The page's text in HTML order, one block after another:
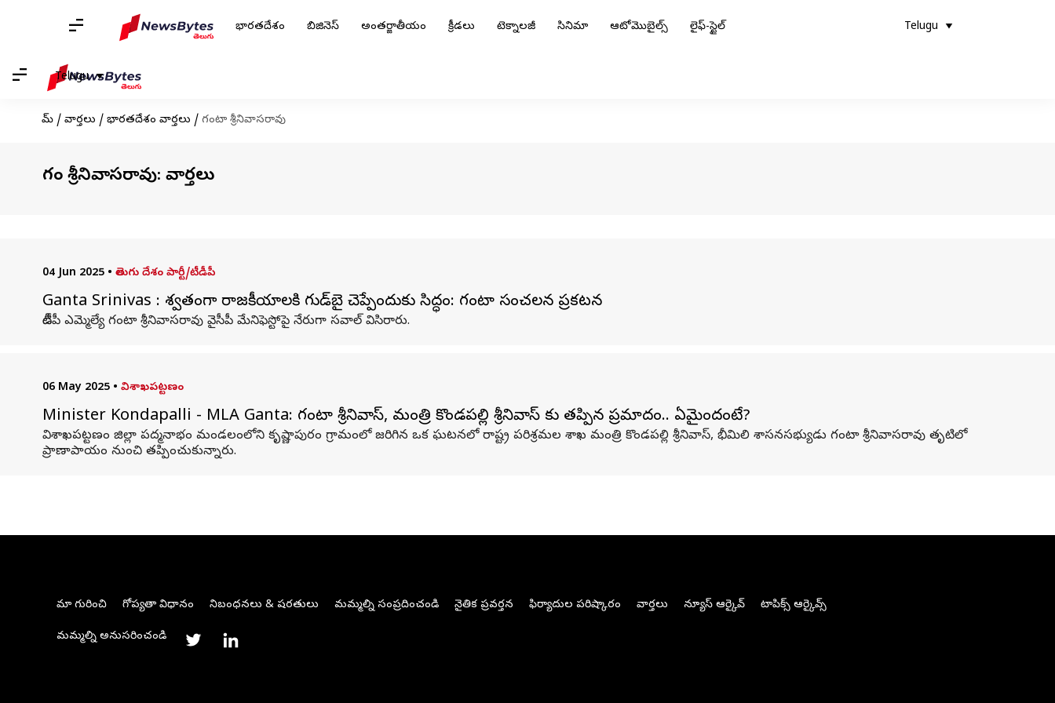
భారతదేశం బిజినెస్ అంతర్జాతీయం క్రీడలు టెక్నాలజీ సినిమా ఆటోమొబైల్స్ లైఫ్-స్టైల్ Telugu
Telugu
హోమ్ / వార్తలు / భారతదేశం వార్తలు / గంటా శ్రీనివాసరావు
గంటా శ్రీనివాసరావు: వార్తలు
04 Jun 2025 • తెలుగు దేశం పార్టీ/టీడీపీ
Ganta Srinivas : శాశ్వతంగా రాజకీయాలకి గుడ్‌బై చెప్పేందుకు సిద్ధం: గంటా సంచలన ప్రకటన
టీడీపీ ఎమ్మెల్యే గంటా శ్రీనివాసరావు వైసీపీ మేనిఫెస్టోపై నేరుగా సవాల్ విసిరారు.
06 May 2025 • విశాఖపట్టణం
Minister Kondapalli - MLA Ganta: గంటా శ్రీనివాస్, మంత్రి కొండపల్లి శ్రీనివాస్ కు తప్పిన ప్రమాదం.. ఏమైందంటే?
విశాఖపట్టణం జిల్లా పద్మనాభం మండలంలోని కృష్ణాపురం గ్రామంలో జరిగిన ఒక ఘటనలో రాష్ట్ర పరిశ్రమల శాఖ మంత్రి కొండపల్లి శ్రీనివాస్, భీమిలి శాసనసభ్యుడు గంటా శ్రీనివాసరావు తృటిలో
ప్రాణాపాయం నుంచి తప్పించుకున్నారు.
మా గురించి గోప్యతా విధానం నిబంధనలు & షరతులు మమ్మల్ని సంప్రదించండి నైతిక ప్రవర్తన ఫిర్యాదుల పరిష్కారం వార్తలు న్యూస్ ఆర్కైవ్ టాపిక్స్ ఆర్కైవ్స్
మమ్మల్ని అనుసరించండి